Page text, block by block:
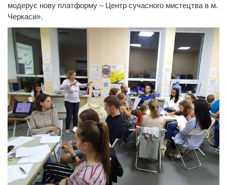
модерує нову платформу – Центр сучасного мистецтва в м.
Черкаси».